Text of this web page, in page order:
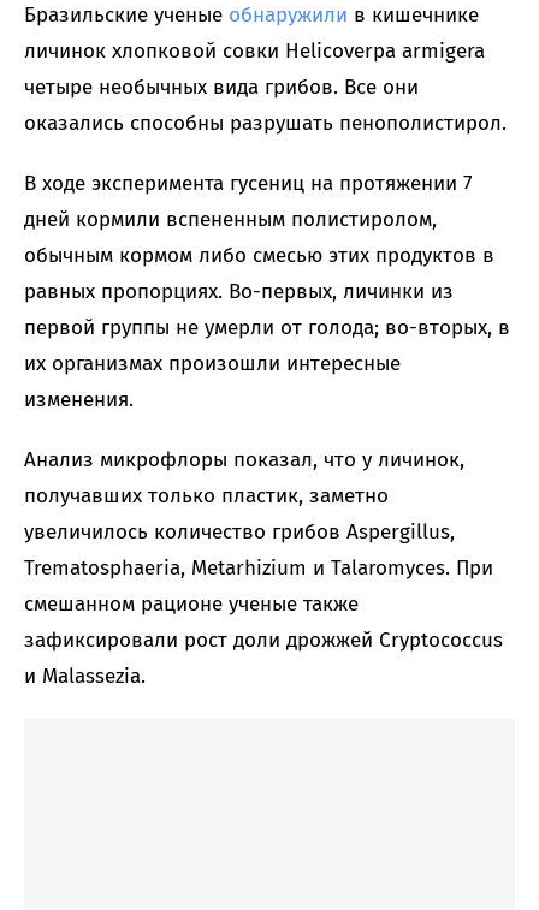
Бразильские ученые обнаружили в кишечнике
личинок хлопковой совки Helicoverpa armigera
четыре необычных вида грибов. Все они
оказались способны разрушать пенополистирол.
В ходе эксперимента гусениц на протяжении 7
дней кормили вспененным полистиролом,
обычным кормом либо смесью этих продуктов в
равных пропорциях. Во-первых, личинки из
первой группы не умерли от голода; во-вторых, в
их организмах произошли интересные
изменения.
Анализ микрофлоры показал, что у личинок,
получавших только пластик, заметно
увеличилось количество грибов Aspergillus,
Trematosphaeria, Metarhizium и Talaromyces. При
смешанном рационе ученые также
зафиксировали рост доли дрожжей Cryptococcus
и Malassezia.